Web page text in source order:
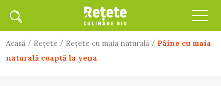
Acasă / Rețete / Rețete cu maia naturală / Pâine cu maia
naturală coaptă la yena